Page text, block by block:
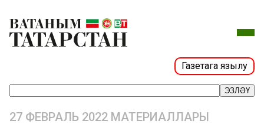
Газетага язылу
ЭЗЛӘҮ
27 ФЕВРАЛЬ 2022 МАТЕРИАЛЛАРЫ